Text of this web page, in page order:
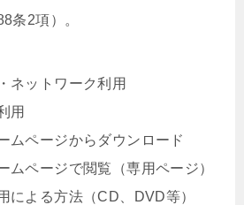
条2項）。
ットワーク利用
用
ムページからダウンロード
ページで閲覧（専用ページ）
よる方法（CD、DVD等）